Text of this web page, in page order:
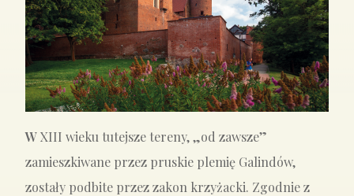
WXIII wieku tutejsze tereny, „od zawsze”
zamieszkiwane przez pruskie plemię Galindów,
zostały podbite przez zakon krzyżacki. Zgodnie z